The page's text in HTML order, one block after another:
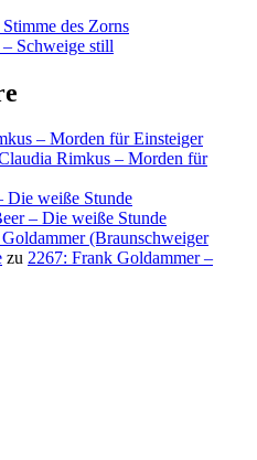
des Zorns
Schweige still
– Morden für Einsteiger
Rimkus – Morden für
Die weiße Stunde
– Die weiße Stunde
(Braunschweiger
zu 2267: Frank Goldammer –